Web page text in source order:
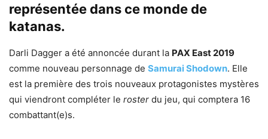
représentée dans ce monde de
katanas.
Darli Dagger a été annoncée durant la PAX East 2019
comme nouveau personnage de Samurai Shodown. Elle
est la première des trois nouveaux protagonistes mystères
qui viendront compléter le roster du jeu, qui comptera 16
combattant(e)s.